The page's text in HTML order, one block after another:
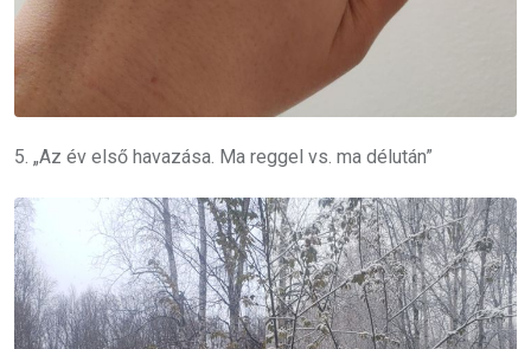
5. „Az év első havazása. Ma reggel vs. ma délután”